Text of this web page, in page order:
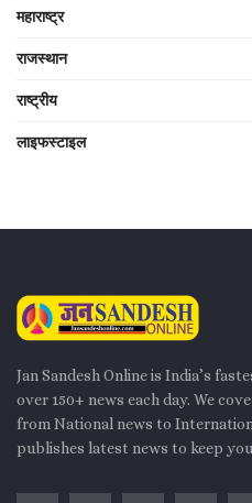
महाराष्ट्र
राजस्थान
राष्ट्रीय
लाइफस्टाइल
Jan Sandesh Online is India’s
over 150+ news each day. We
from National news to
publishes latest news to keep